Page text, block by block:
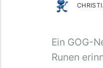
Ein GOG-
Runen